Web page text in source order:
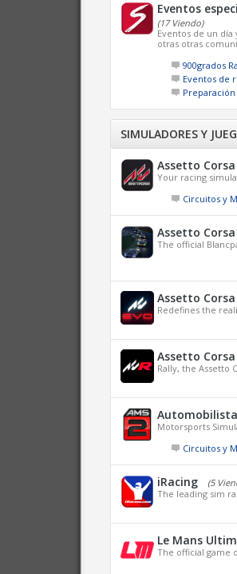
Eventos
(17 Viendo)
Eventos de un
otras otras
900grados
Eventos de
SIMULADORES Y
Assetto Corsa
Your racing
Circuitos y
Assetto
The official
Assetto Corsa
Redefines the
Assetto
Rally, the Assetto
Motorsports
Circuitos y
iRacing
(5
The leading sim
Le Mans
The official game